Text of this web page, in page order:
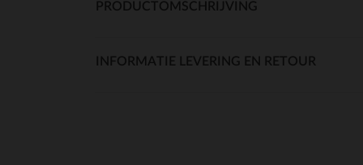
PRODUCTOMSCHRIJVING
INFORMATIE LEVERING EN RETOUR